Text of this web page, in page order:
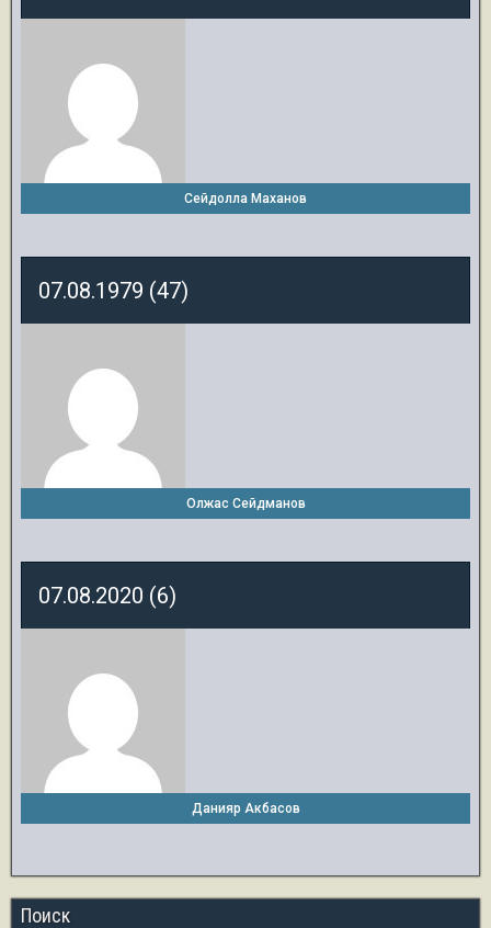
Сейдолла Маханов
07.08.1979 (47)
Олжас Сейдманов
07.08.2020 (6)
Данияр Акбасов
Поиск